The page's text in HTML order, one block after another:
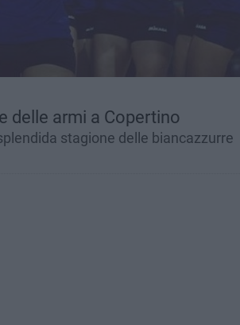
delle armi a Copertino
stagione delle biancazzurre